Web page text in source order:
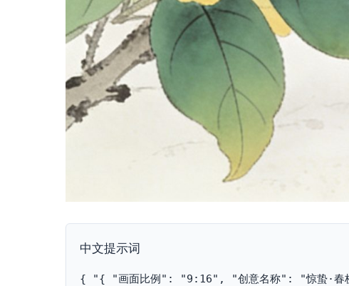
中文提示词
{ "{ "画面比例": "9:16", "创意名称": "惊蛰·春